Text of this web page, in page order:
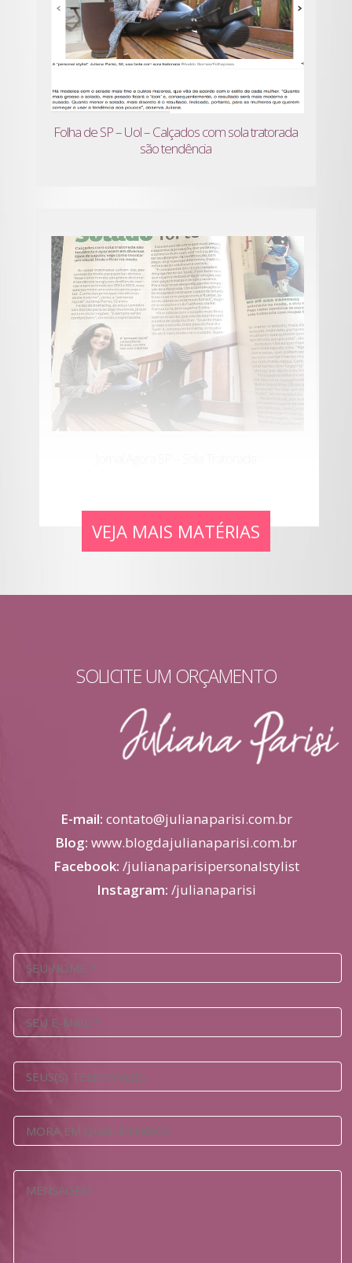
Folha de SP – Uol – Calçados com sola tratorada
são tendência
VEJA MAIS MATÉRIAS
SOLICITE UM ORÇAMENTO
E-mail: contato@julianaparisi.com.br
Blog: www.blogdajulianaparisi.com.br
Facebook: /julianaparisipersonalstylist
Instagram: /julianaparisi